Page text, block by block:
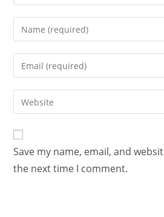
Save my name, email, and
the next time I comment.